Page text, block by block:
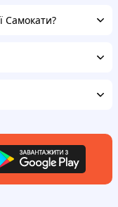
Самокати?